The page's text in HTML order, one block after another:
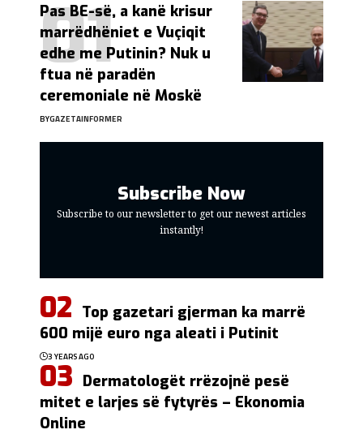
Pas BE-së, a kanë krisur
marrëdhëniet e Vuçiqit
edhe me Putinin? Nuk u
ftua në paradën
ceremoniale në Moskë
BYGAZETAINFORMER
Subscribe Now
Subscribe to our newsletter to get our newest articles
instantly!
Top gazetari gjerman ka marrë
600 mijë euro nga aleati i Putinit
3 YEARS AGO
Dermatologët rrëzojnë pesë
mitet e larjes së fytyrës – Ekonomia
Online